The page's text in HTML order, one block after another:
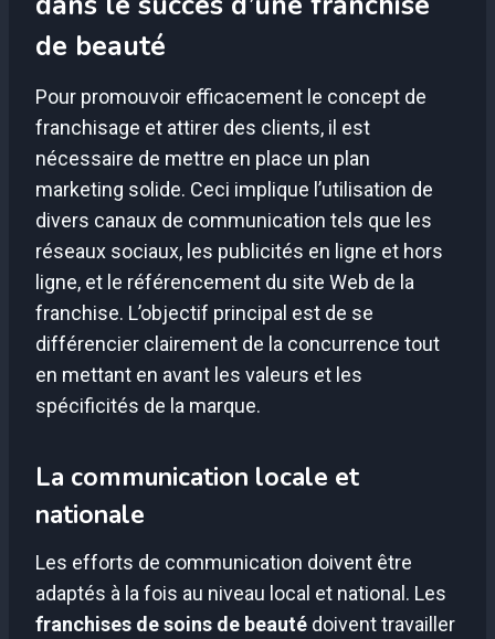
de beauté
Pour promouvoir efficacement le concept de
franchisage et attirer des clients, il est
nécessaire de mettre en place un plan
marketing solide. Ceci implique l’utilisation de
divers canaux de communication tels que les
réseaux sociaux, les publicités en ligne et hors
ligne, et le référencement du site Web de la
franchise. L’objectif principal est de se
différencier clairement de la concurrence tout
en mettant en avant les valeurs et les
spécificités de la marque.
La communication locale et
nationale
Les efforts de communication doivent être
adaptés à la fois au niveau local et national. Les
franchises de soins de beauté doivent travailler